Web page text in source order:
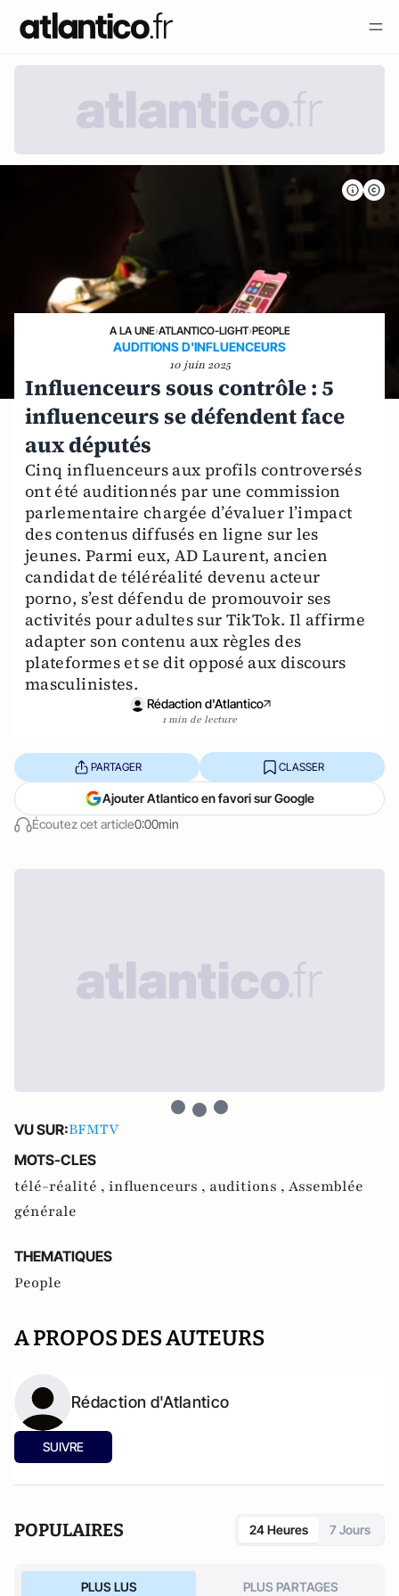
A LA UNE›ATLANTICO-LIGHT›PEOPLE
AUDITIONS D'INFLUENCEURS
10 juin 2025
Influenceurs sous contrôle : 5
influenceurs se défendent face
aux députés
Cinq influenceurs aux profils controversés
ont été auditionnés par une commission
parlementaire chargée d’évaluer l’impact
des contenus diffusés en ligne sur les
jeunes. Parmi eux, AD Laurent, ancien
candidat de téléréalité devenu acteur
porno, s’est défendu de promouvoir ses
activités pour adultes sur TikTok. Il affirme
adapter son contenu aux règles des
plateformes et se dit opposé aux discours
masculinistes.
Rédaction d'Atlantico
1 min de lecture
Écoutez cet article0:00min
PARTAGER CLASSER
Ajouter Atlantico en favori sur Google
VU SUR:BFMTV
MOTS-CLES
télé-réalité , influenceurs , auditions , Assemblée
générale
THEMATIQUES
People
A PROPOS DES AUTEURS
Rédaction d'Atlantico
SUIVRE
POPULAIRES 24 Heures 7 Jours
PLUS LUS PLUS PARTAGES